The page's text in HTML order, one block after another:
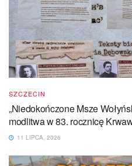
SZCZECIN
„Niedokończone Msze
modlitwa w 83. rocznicę
11 LIPCA, 2026